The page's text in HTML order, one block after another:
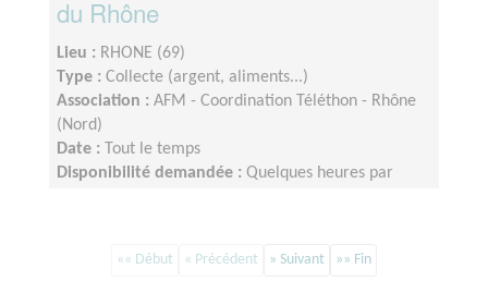
du Rhône
Lieu : RHONE (69)
Type : Collecte (argent, aliments...)
Association : AFM - Coordination Téléthon - Rhône
(Nord)
Date :
Tout le temps
Disponibilité demandée : Quelques heures par
«« Début « Précédent » Suivant »» Fin